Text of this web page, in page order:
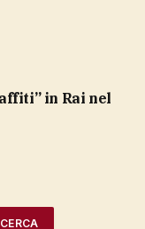
CERCA